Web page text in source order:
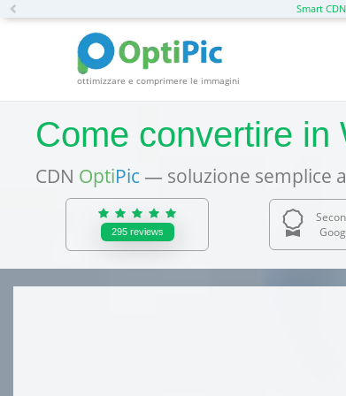
Smart
ottimizzare e comprimere le immagini
Come convertire in
CDN OptiPic — soluzione semplice
295 reviews